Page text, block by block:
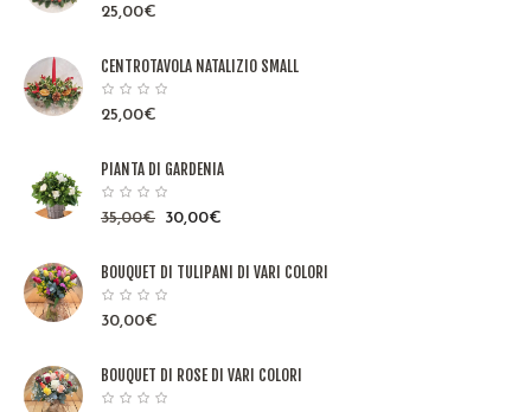
25,00€
CENTROTAVOLA NATALIZIO SMALL
25,00€
PIANTA DI GARDENIA
35,00€ 30,00€
BOUQUET DI TULIPANI DI VARI COLORI
30,00€
BOUQUET DI ROSE DI VARI COLORI